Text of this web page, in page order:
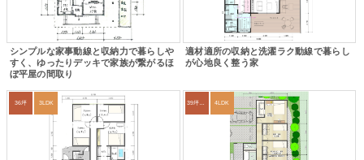
シンプルな家事動線と収納力で暮らしや
すく、ゆったりデッキで家族が繋がるほ
ぼ平屋の間取り
適材適所の収納と洗濯ラク動線で暮らし
が心地良く整う家
36坪 3LDK 39坪～42坪 4LDK